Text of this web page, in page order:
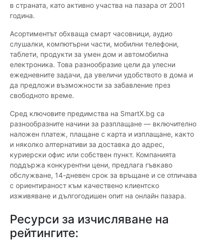
в страната, като активно участва на пазара от 2001
година.
Асортиментът обхваща смарт часовници, аудио
слушалки, компютърни части, мобилни телефони,
таблети, продукти за умен дом и автомобилна
електроника. Това разнообразие цели да улесни
ежедневните задачи, да увеличи удобството в дома и
да предложи възможности за забавление през
свободното време.
Сред ключовите предимства на SmartX.bg са
разнообразните начини за разплащане — включително
наложен платеж, плащане с карта и изплащане, както
и няколко алтернативи за доставка до адрес,
куриерски офис или собствен пункт. Компанията
поддържа конкурентни цени, предлага гъвкаво
обслужване, 14-дневен срок за връщане и се отличава
с ориентираност към качествено клиентско
изживяване и дългогодишен опит на онлайн пазара.
Ресурси за изчисляване на
рейтингите: